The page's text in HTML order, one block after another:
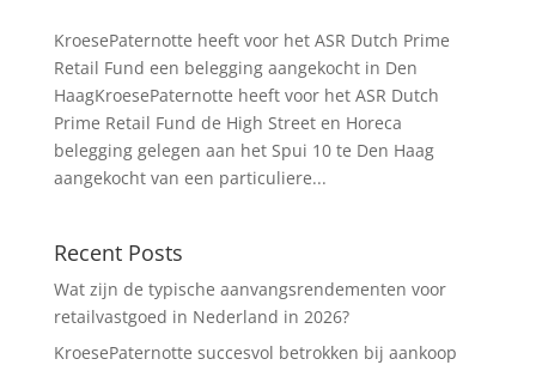
KroesePaternotte heeft voor het ASR Dutch Prime
Retail Fund een belegging aangekocht in Den
HaagKroesePaternotte heeft voor het ASR Dutch
Prime Retail Fund de High Street en Horeca
belegging gelegen aan het Spui 10 te Den Haag
aangekocht van een particuliere...
Recent Posts
Wat zijn de typische aanvangsrendementen voor
retailvastgoed in Nederland in 2026?
KroesePaternotte succesvol betrokken bij aankoop